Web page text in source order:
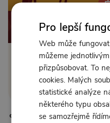
Od 89 Kč měsíčně
Zřídit
Koupit
Pro lepší
Web může
můžeme
přizpůsobovat. To
cookies. Malých
statistické analýze
některého typu
se samozřejmě